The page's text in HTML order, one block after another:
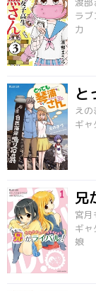
ラ
力
と
えの
ギ
兄
宮月
ギ
娘